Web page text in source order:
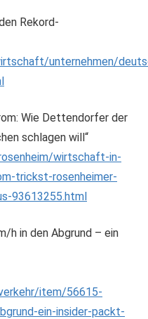
Rekord-
unternehmen/
Wie Dettendorfer der
schlagen will“
wirtschaft-in-
trickst-rosenheimer-
93613255.html
h in den Abgrund – ein
item/56615-
ein-insider-packt-